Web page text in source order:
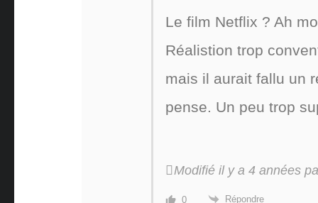
Le film Netflix ? Ah
Réalistion trop
mais il aurait fallu un
pense. Un peu trop
Modifié il y a 4 années
0 Répondre